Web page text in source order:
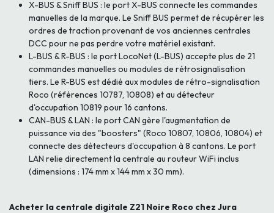
X-BUS & Sniff BUS : le port X-BUS connecte les commandes
manuelles de la marque. Le Sniff BUS permet de récupérer les
ordres de traction provenant de vos anciennes centrales
DCC pour ne pas perdre votre matériel existant.
L-BUS & R-BUS : le port LocoNet (L-BUS) accepte plus de 21
commandes manuelles ou modules de rétrosignalisation
tiers. Le R-BUS est dédié aux modules de rétro-signalisation
Roco (références 10787, 10808) et au détecteur
d'occupation 10819 pour 16 cantons.
CAN-BUS & LAN : le port CAN gère l'augmentation de
puissance via des "boosters" (Roco 10807, 10806, 10804) et
connecte des détecteurs d'occupation à 8 cantons. Le port
LAN relie directement la centrale au routeur WiFi inclus
(dimensions : 174 mm x 144 mm x 30 mm).
Acheter la centrale digitale Z21 Noire Roco chez Jura